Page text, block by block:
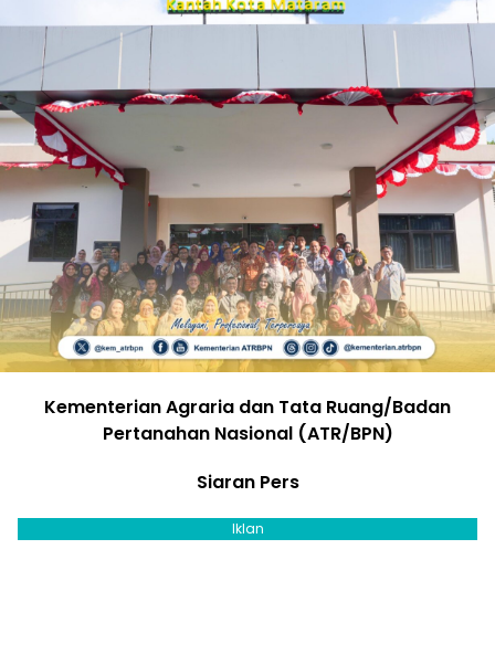
Kementerian Agraria dan Tata Ruang/Badan
Pertanahan Nasional (ATR/BPN)
Siaran Pers
Iklan